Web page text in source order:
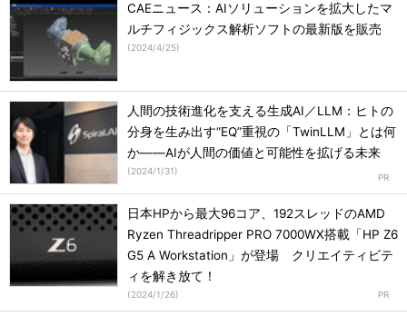
CAEニュース：AIソリューションを拡大したマ
ルチフィジックス解析ソフトの最新版を販売
(2024/4/25)
人間の技術進化を支える生成AI／LLM：ヒトの
分身を生み出す“EQ”重視の「TwinLLM」とは何
か――AIが人間の価値と可能性を拡げる未来
(2024/1/31)
日本HPから最大96コア、192スレッドのAMD
Ryzen Threadripper PRO 7000WX搭載「HP Z6
G5 A Workstation」が登場 クリエイティビテ
ィを解き放て！
(2024/1/26)